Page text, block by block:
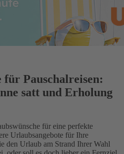
für Pauschalreisen:
satt und Erholung
für eine perfekte
Urlaubsangebote für Ihre
den Urlaub am Strand Ihrer Wahl